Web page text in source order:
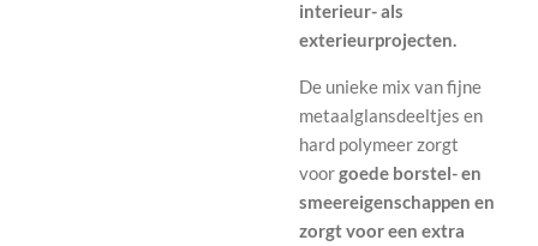
interieur- als
exterieurprojecten.
De unieke mix van fijne
metaalglansdeeltjes en
hard polymeer zorgt
voorgoede borstel- en
smeereigenschappen en
zorgt voor een extra